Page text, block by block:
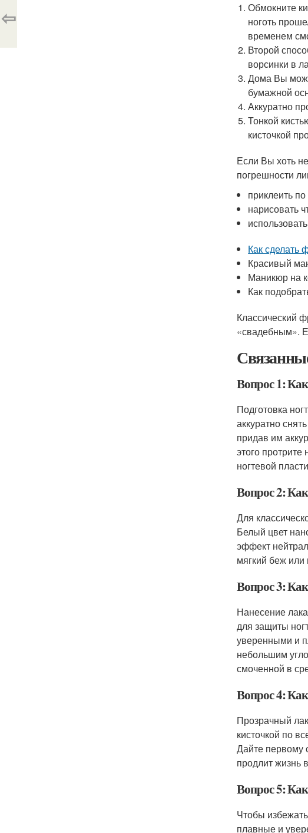
Обмокните
ноготь
временем
Второй
ворсинки в
Дома Вы
бумажной
Аккуратно
Тонкой
кисточкой
Если Вы хоть
погрешности
приклеить
нарисовать
Как сделать
Красивый
Маникюр на
Как
Классический
«свадебным».
Вопрос 1:
Подготовка
аккуратно
придав им
этого
ногтевой
Вопрос 2:
Для
Белый цвет
эффект
мягкий беж или
Вопрос 3:
Нанесение
для защиты
уверенными и
небольшим
смоченной в
Вопрос 4:
Прозрачный
кисточкой по
Дайте первому
продлит жизнь
Вопрос 5:
Чтобы
плавные и
⇦